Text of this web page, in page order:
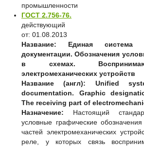
промышленности
ГОСТ 2.756-76.
действующий
от: 01.08.2013
Название:
Единая система
документации. Обозначения
в схемах.
электромеханических устройств
Название (англ):
Unified
documentation. Graphic
The receiving part of
Назначение: Настоящий
условные графические
частей электромеханических
реле, у которых связь